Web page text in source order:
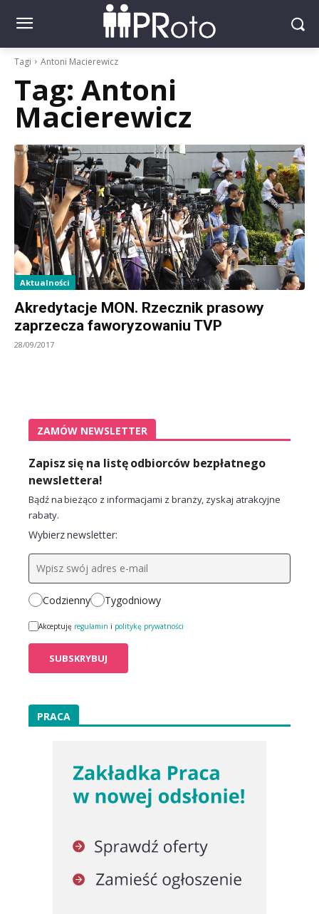
Tagi Antoni Macierewicz
Tag: Antoni
Macierewicz
Aktualności
Akredytacje MON. Rzecznik prasowy
zaprzecza faworyzowaniu TVP
28/09/2017
ZAMÓW NEWSLETTER
Zapisz się na listę odbiorców bezpłatnego
newslettera!
Bądź na bieżąco z informacjami z branży, zyskaj atrakcyjne
rabaty.
Wybierz newsletter:
Codzienny Tygodniowy
Akceptuję regulamin i politykę prywatności
PRACA